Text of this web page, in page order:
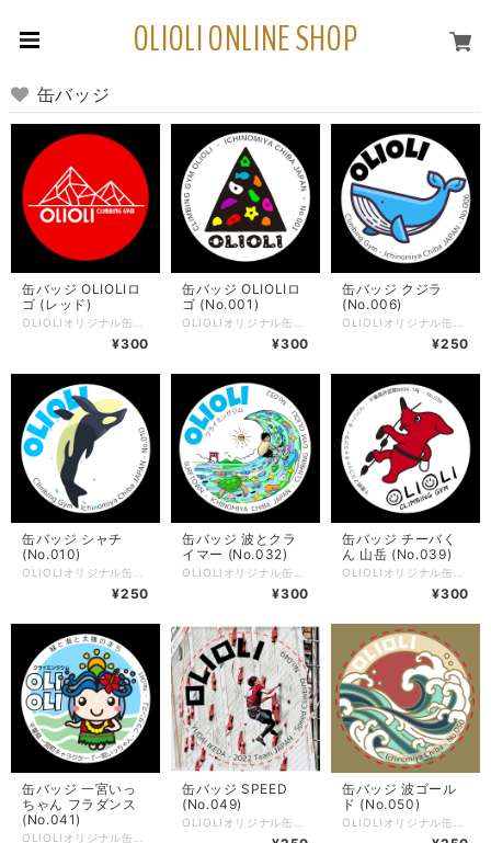
OLIOLI ONLINE SHOP
缶バッジ
缶バッジ OLIOLIロ
ゴ (レッド)
¥300
缶バッジ OLIOLIロ
ゴ (No.001)
¥300
缶バッジ クジラ
(No.006)
¥250
缶バッジ シャチ
(No.010)
¥250
缶バッジ 波とクラ
イマー (No.032)
¥300
缶バッジ チーバく
ん 山岳 (No.039)
¥300
缶バッジ 一宮いっ
ちゃん フラダンス
(No.041)
缶バッジ SPEED
(No.049)
缶バッジ 波ゴール
ド (No.050)